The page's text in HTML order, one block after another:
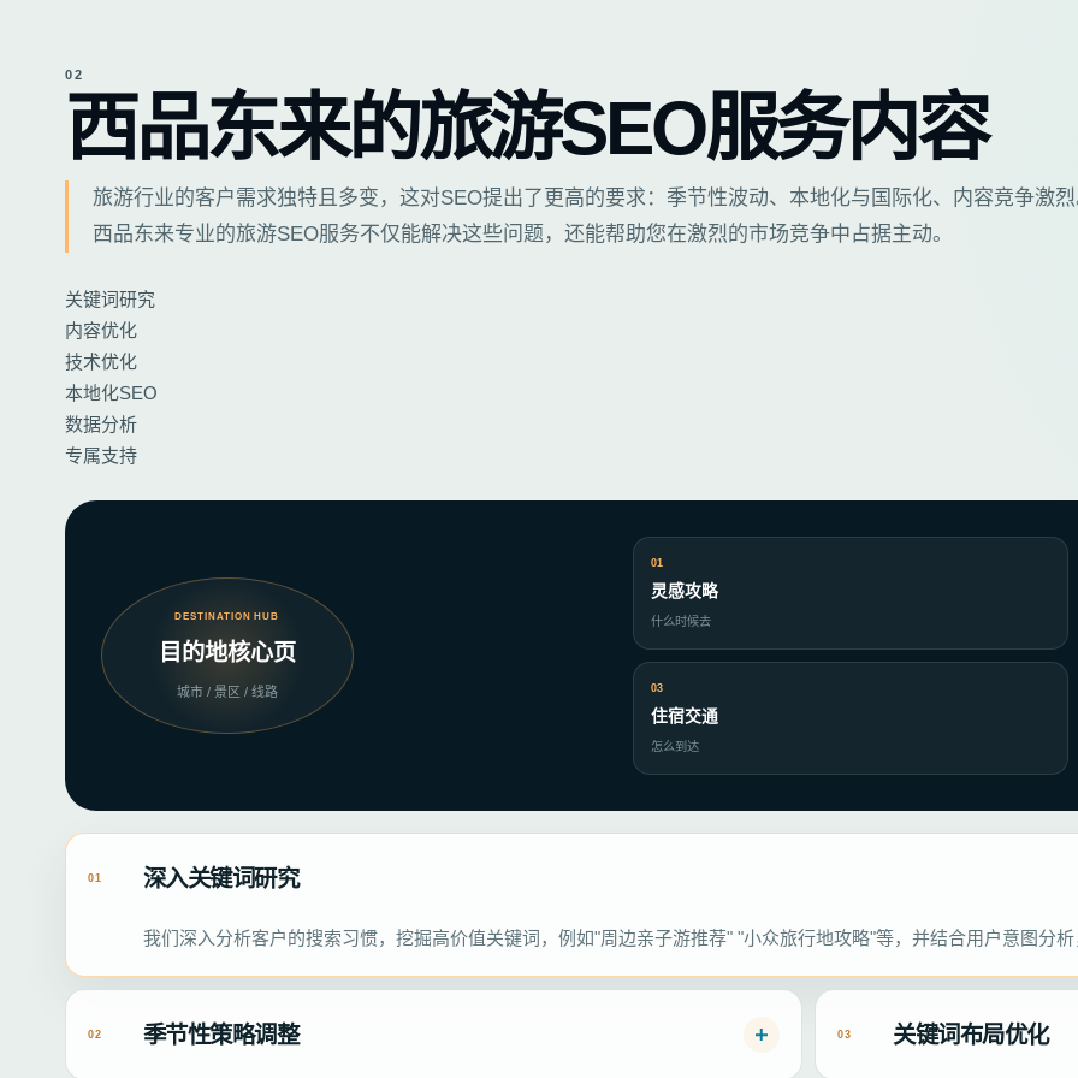
02
西品东来的旅游SEO服务内容
旅游行业的客户需求独特且多变，这对SEO提出了更高的要求：季节性波动、本地化与国际化、内容竞争激
西品东来专业的旅游SEO服务不仅能解决这些问题，还能帮助您在激烈的市场竞争中占据主动。
关键词研究
内容优化
技术优化
本地化SEO
数据分析
专属支持
DESTINATION HUB
目的地核心页
城市 / 景区 / 线路
01
灵感攻略
什么时候去
03
住宿交通
怎么到达
01 深入关键词研究
我们深入分析客户的搜索习惯，挖掘高价值关键词，例如"周边亲子游推荐" "小众旅行地攻略"等，并结合用户意图分
02 季节性策略调整 03 关键词布局优化